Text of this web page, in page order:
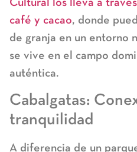
Cultural
los lleva a
café y cacao, donde
de granja en un entorno
se vive en el campo
auténtica.
Cabalgatas:
tranquilidad
A diferencia de un